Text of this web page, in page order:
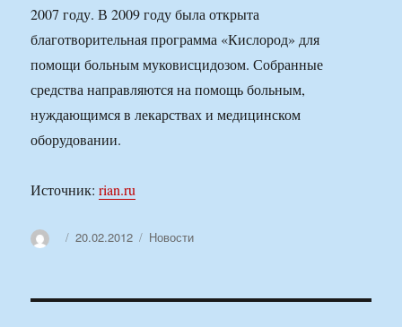
2007 году. В 2009 году была открыта
благотворительная программа «Кислород» для
помощи больным муковисцидозом. Собранные
средства направляются на помощь больным,
нуждающимся в лекарствах и медицинском
оборудовании.
Источник:rian.ru
АвторОпубликовано
20.02.2012 Рубрики
Новости